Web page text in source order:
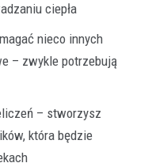
ciepła
nieco innych
– zwykle potrzebują
– stworzysz
która będzie